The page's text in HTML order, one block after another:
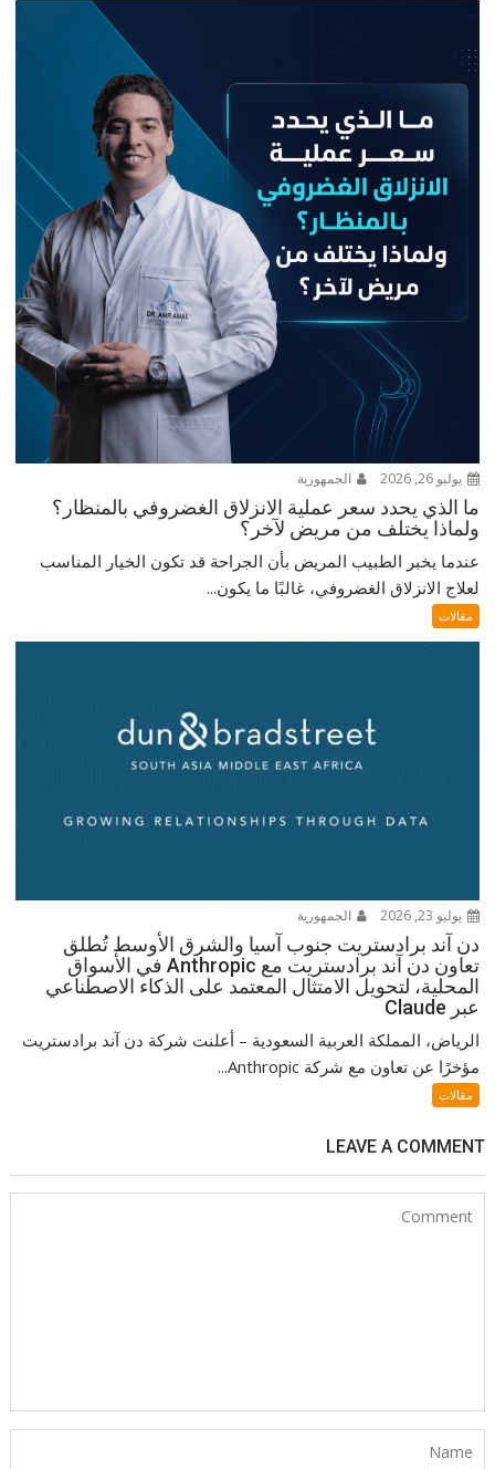
يوليو 26, 2026 الجمهورية
ما الذي يحدد سعر عملية الانزلاق الغضروفي بالمنظار؟
ولماذا يختلف من مريض لآخر؟
عندما يخبر الطبيب المريض بأن الجراحة قد تكون الخيار المناسب
لعلاج الانزلاق الغضروفي، غالبًا ما يكون...
مقالات
يوليو 23, 2026 الجمهورية
دن آند برادستريت جنوب آسيا والشرق الأوسط تُطلق
تعاون دن آند برادستريت مع Anthropic في الأسواق
المحلية، لتحويل الامتثال المعتمد على الذكاء الاصطناعي
عبر Claude
الرياض، المملكة العربية السعودية – أعلنت شركة دن آند برادستريت
مؤخرًا عن تعاون مع شركة Anthropic...
مقالات
LEAVE A COMMENT